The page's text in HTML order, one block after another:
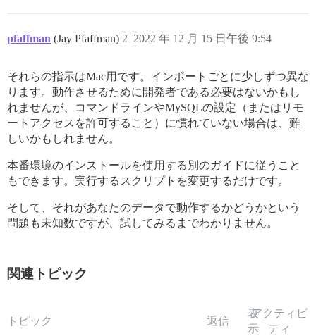
pfaffman (Jay Pfaffman) 2022 年 12 月 15 日午後 9:54
2
それらの指示はMac用です。インポートごとに少しずつ異な
ります。動作させるために開発者である必要はないかもし
れませんが、コマンドラインやMySQLの設定（またはリモ
ートアクセスを許可すること）に慣れていない場合は、難
しいかもしれません。
本番環境のインストールを使用する別のガイドに従うこと
もできます。実行するスクリプトを変更するだけです。
そして、それがあなたのデータで動作するかどうかという
問題も未知数ですが、試してみるまでわかりません。
関連トピック
トピック 返信
表
示
アクティビ
ティ